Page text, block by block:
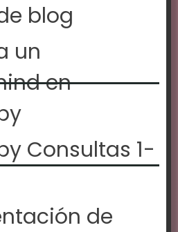
blog
un
en
Consultas 1-
de